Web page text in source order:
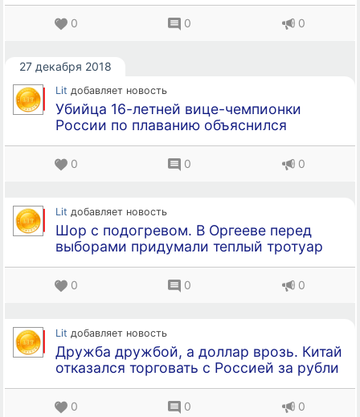
0 0 0
27 декабря 2018
Lit добавляет новость
Убийца 16-летней вице-чемпионки
России по плаванию объяснился
0 0 0
Lit добавляет новость
Шор с подогревом. В Оргееве перед
выборами придумали теплый тротуар
0 0 0
Lit добавляет новость
Дружба дружбой, а доллар врозь. Китай
отказался торговать с Россией за рубли
0 0 0